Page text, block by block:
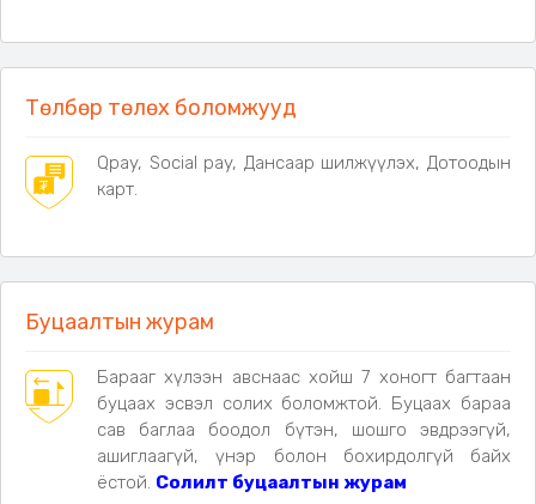
Төлбөр төлөх боломжууд
Qpay, Social pay, Дансаар шилжүүлэх, Дотоодын
карт.
Буцаалтын журам
Барааг хүлээн авснаас хойш 7 хоногт багтаан
буцаах эсвэл солих боломжтой. Буцаах бараа
сав баглаа боодол бүтэн, шошго эвдрээгүй,
ашиглаагүй, үнэр болон бохирдолгүй байх
ёстой. Солилт буцаалтын журам